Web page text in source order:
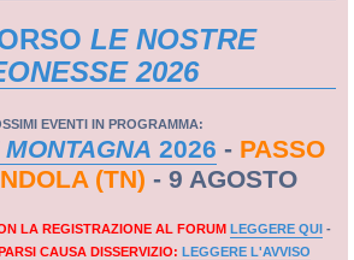
LE NOSTRE
2026
EVENTI IN PROGRAMMA:
2026 - PASSO
(TN) - 9 AGOSTO
LA REGISTRAZIONE AL FORUM LEGGERE QUI -
CAUSA DISSERVIZIO: LEGGERE L'AVVISO